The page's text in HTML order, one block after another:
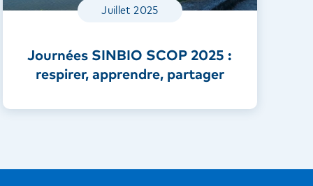
Juillet 2025
Journées SINBIO SCOP 2025 :
respirer, apprendre, partager